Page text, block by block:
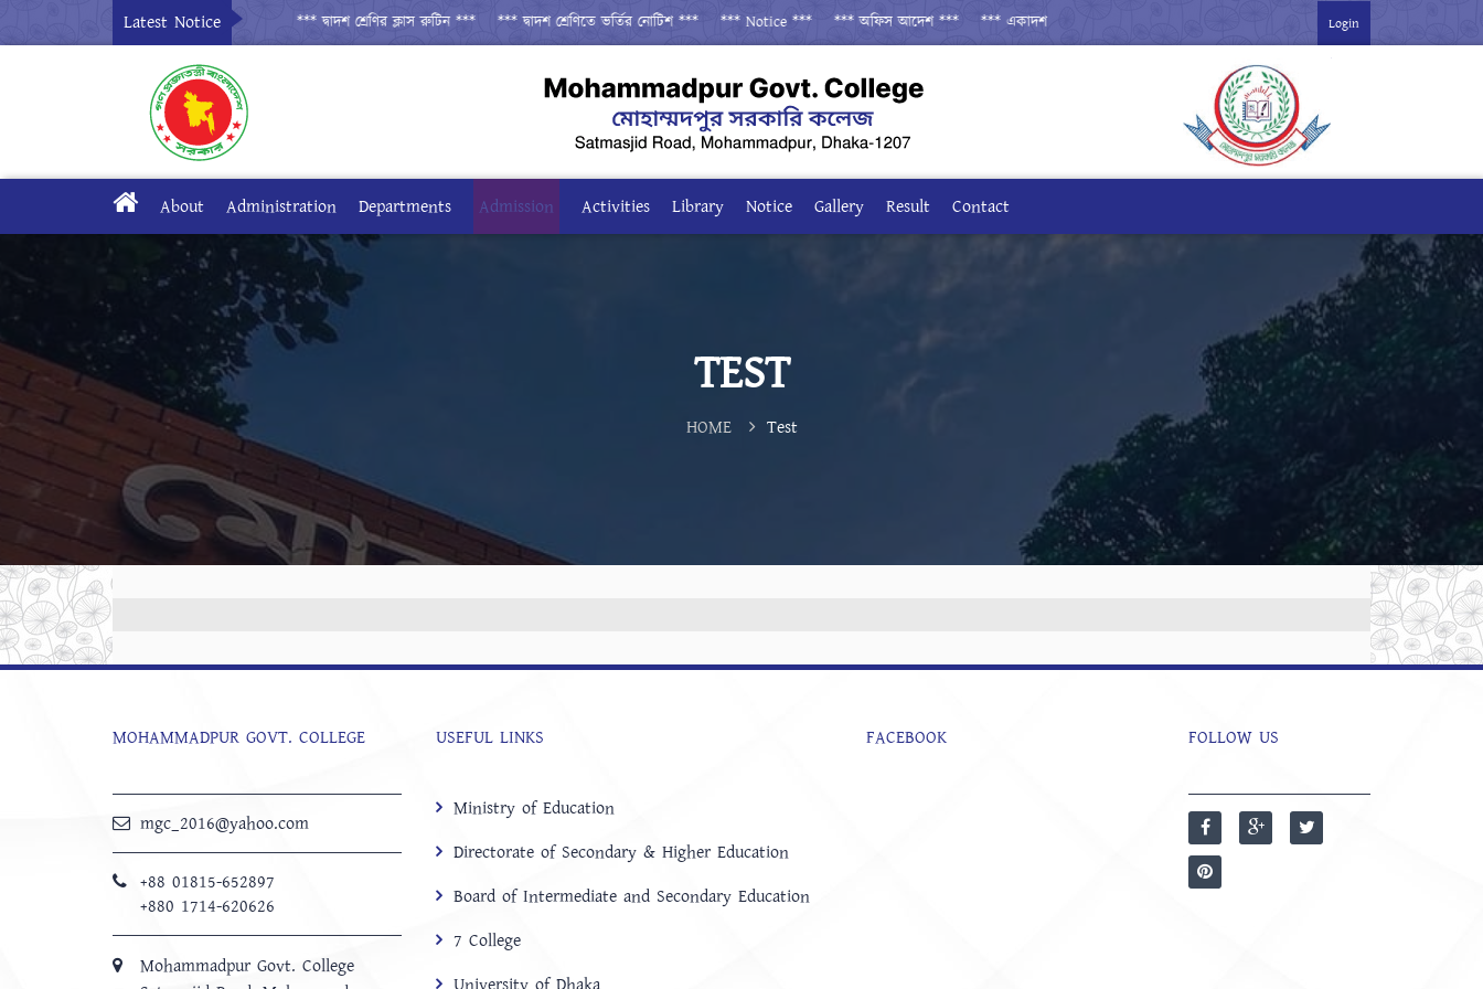
Latest Notice *** দ্বাদশ শ্রেণির ক্লাস রুটিন *** *** দ্বাদশ শ্রেণিতে ভর্তির নোটিশ *** *** Notice *** *** অফিস আদেশ *** *** একাদশ বার্ষিক পরীক্ষা-২০২৬ *** Login
About Administration Departments Admission Activities Library Notice Gallery Result Contact
TEST
HOME Test
MOHAMMADPUR GOVT. COLLEGE
mgc_2016@yahoo.com
+88 01815-652897 ‬
+880 1714-620626
Mohammadpur Govt. College
USEFUL LINKS
Ministry of Education
Directorate of Secondary & Higher Education
Board of Intermediate and Secondary Education
7 College
FACEBOOK FOLLOW US